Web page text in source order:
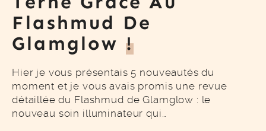
Flashmud De
Glamglow !
Hier je vous présentais 5 nouveautés du
moment et je vous avais promis une revue
détaillée du Flashmud de Glamglow : le
nouveau soin illuminateur qui…